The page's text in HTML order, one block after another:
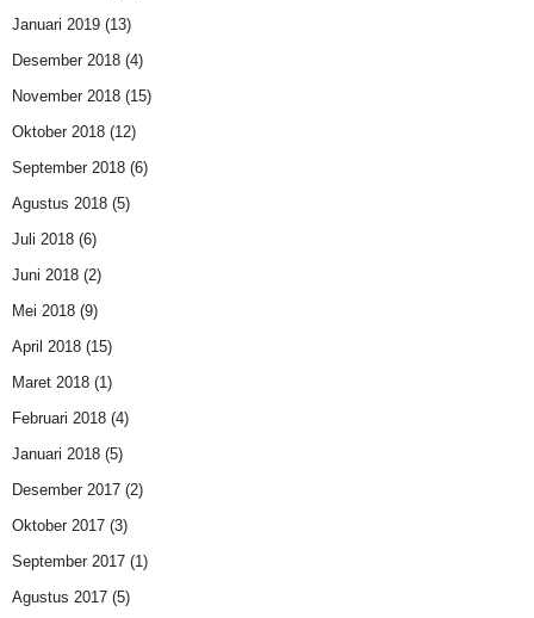
Januari 2019 (13)
Desember 2018 (4)
November 2018 (15)
Oktober 2018 (12)
September 2018 (6)
Agustus 2018 (5)
Juli 2018 (6)
Juni 2018 (2)
Mei 2018 (9)
April 2018 (15)
Maret 2018 (1)
Februari 2018 (4)
Januari 2018 (5)
Desember 2017 (2)
Oktober 2017 (3)
September 2017 (1)
Agustus 2017 (5)